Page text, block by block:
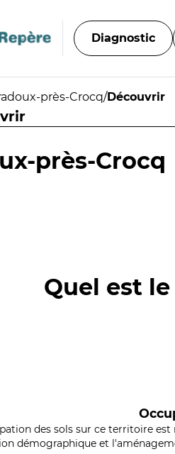
Diagnostic
près-Crocq/Découvrir
près-Crocq
Quel est
des sols sur ce territoire
démographique et